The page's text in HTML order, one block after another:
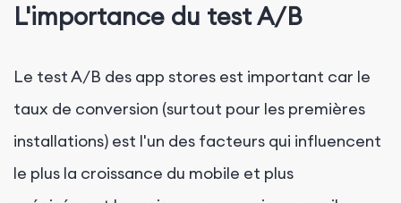
L'importance du test A/B
Le test A/B des app stores est important car le
taux de conversion (surtout pour les premières
installations) est l'un des facteurs qui influencent
le plus la croissance du mobile et plus